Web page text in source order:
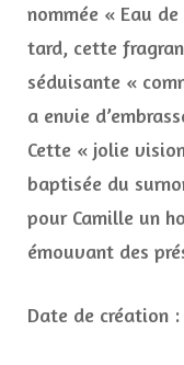
nommée « Eau
tard, cette
séduisante «
a envie
Cette « jolie
baptisée du
pour Camille un
émouvant des
Date de création :